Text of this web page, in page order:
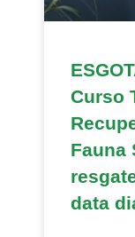
Curso
Fauna
data